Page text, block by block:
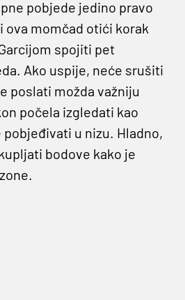
pobjede jedino pravo
ova momčad otići korak
spojiti pet
Ako uspije, neće srušiti
poslati možda važniju
počela izgledati kao
u nizu. Hladno,
bodove kako je